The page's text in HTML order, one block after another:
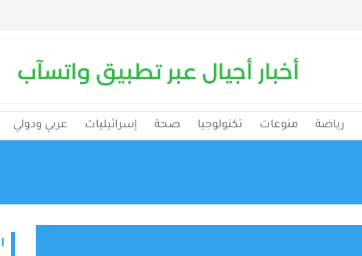
رياضة منوعات تكنولوجيا صحة إسرائيليات عربي ودولي